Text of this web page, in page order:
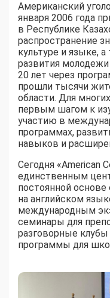
Американский
января 2006 года
в Республике
распространение
культуре и языке,
развития
20 лет через
прошли тысячи
области. Для
первым шагом к
участию в
программах,
навыков и
Сегодня «American
единственным
постоянной
на английском
международным
семинары для
разговорные
программы для